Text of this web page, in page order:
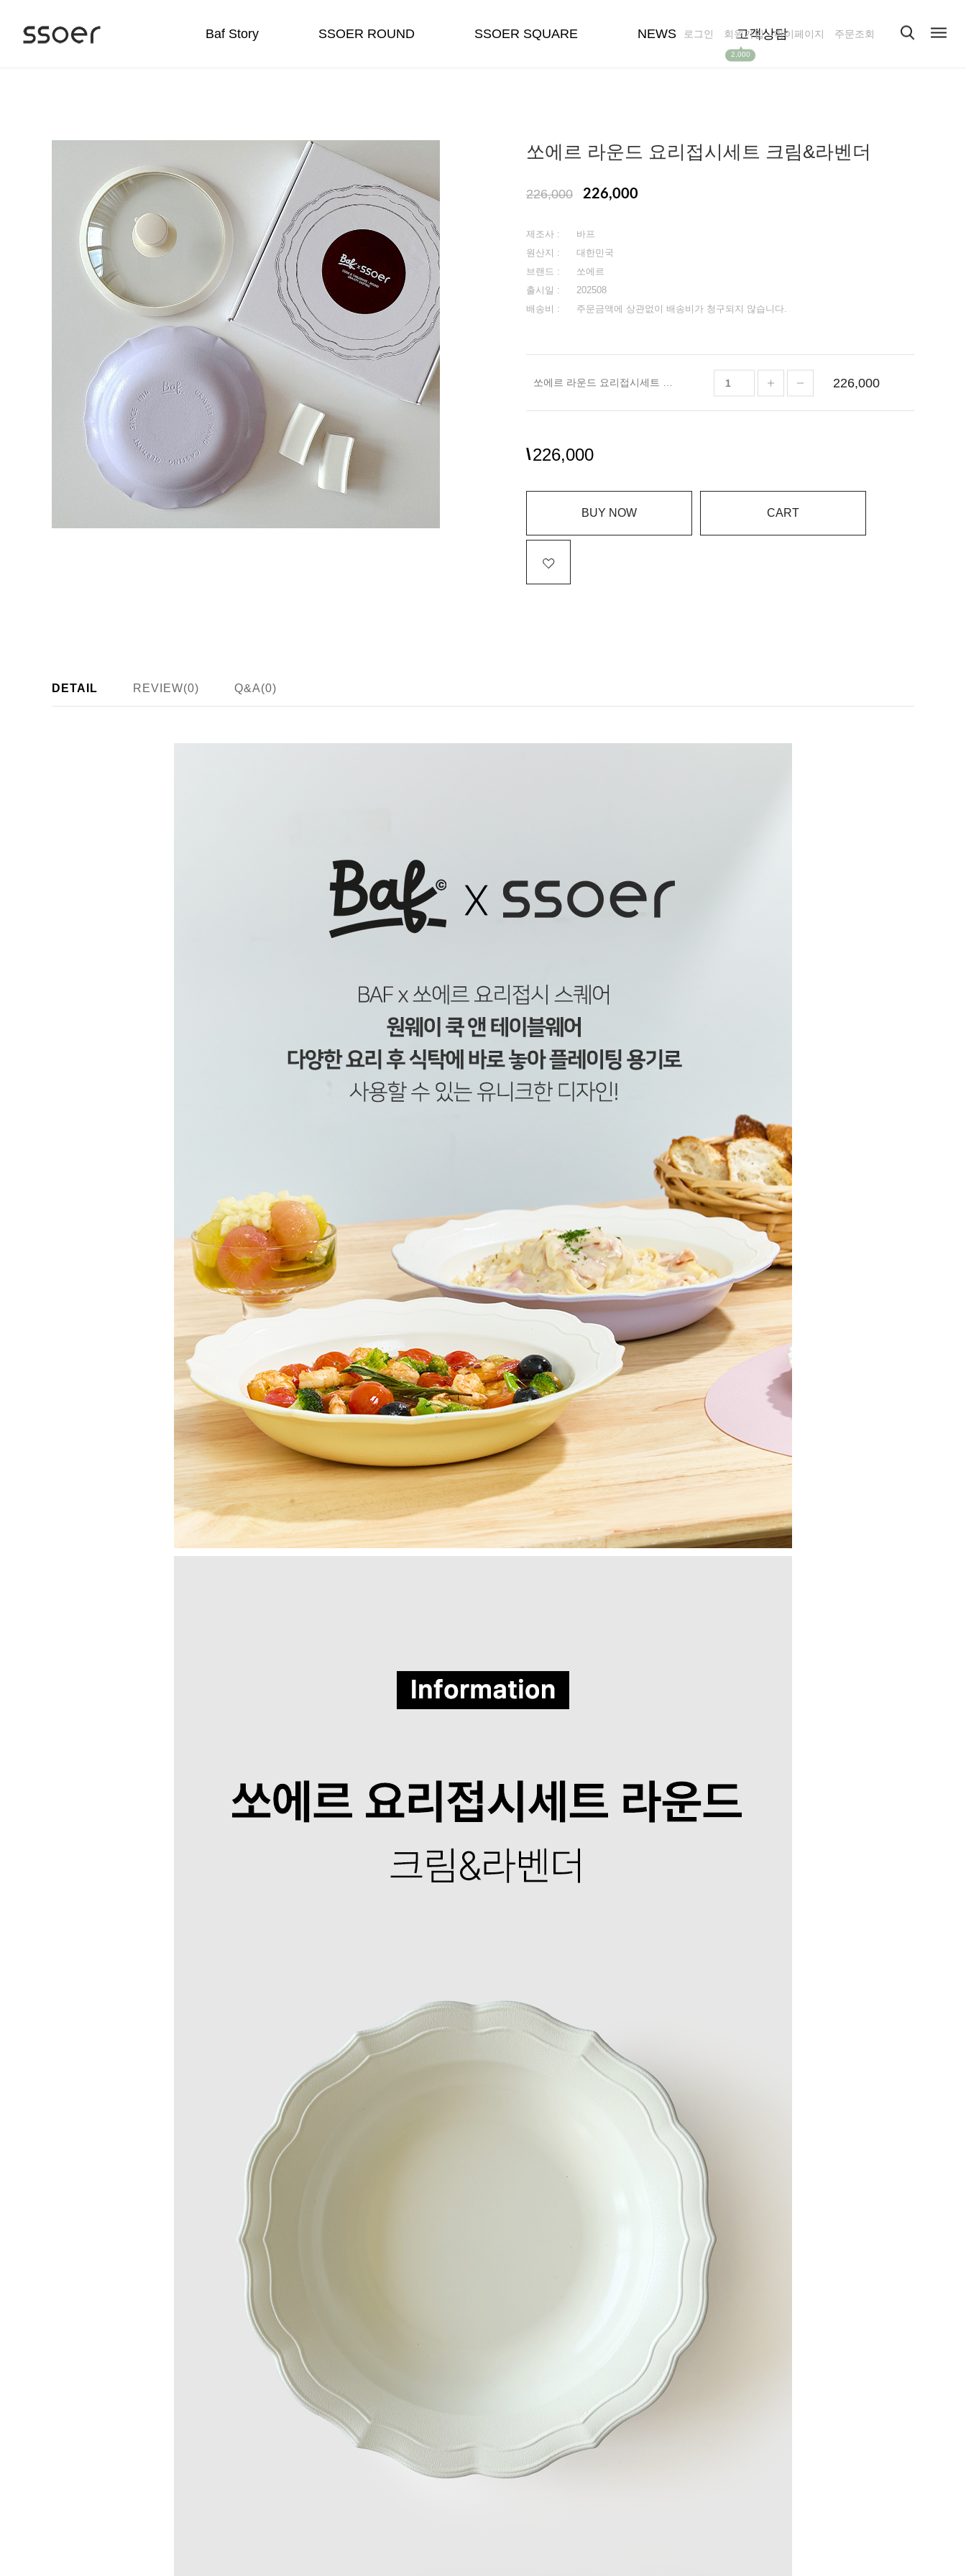
Baf Story SSOER ROUND SSOER SQUARE NEWS 고객상담
로그인
회원가입
▲
2,000
마이페이지 주문조회
쏘에르 라운드 요리접시세트 크림&라벤더
226,000 226,000
제조사 :
바프
원산지 :
대한민국
브랜드 :
쏘에르
출시일 :
202508
배송비 :
주문금액에 상관없이 배송비가 청구되지 않습니다.
226,000
\226,000
BUY NOW CART
DETAIL REVIEW(0) Q&A(0)